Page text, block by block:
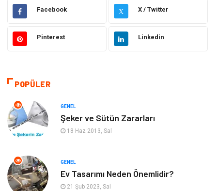
Hukuk Elektrik Elektronik
Güzellik & Bakım Moda
Giyim
Otomotiv
Gıda
Gayrimenkul
Anne & Çocuk Müzik
Facebook X X / Twitter
Pinterest Linkedin
POPÜLER
GENEL
Şeker ve Sütün Zararları
18 Haz 2013, Sal
GENEL
Ev Tasarımı Neden Önemlidir?
21 Şub 2023, Sal